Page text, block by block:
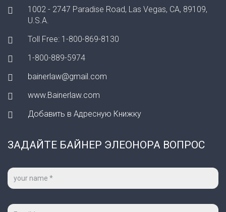
1002 - 2747 Paradise Road, Las Vegas, CA, 89109,
U.S.A.
Toll Free: 1-800-869-8130
1-800-889-5974
bainerlaw@gmail.com
www.Bainerlaw.com
Добавить в Адресную Книжку
ЗАДАЙТЕ БАЙНЕР ЭЛЕОНОРА ВОПРОС
Ваше
имя
Ваш